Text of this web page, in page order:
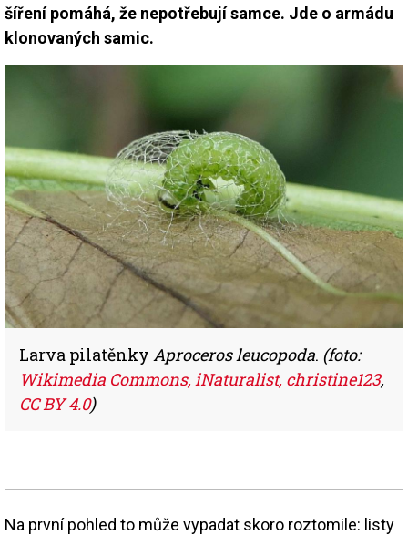
šíření pomáhá, že nepotřebují samce. Jde o armádu
klonovaných samic.
Larva pilatěnky Aproceros leucopoda. (foto:
Wikimedia Commons, iNaturalist, christine123,
CC BY 4.0)
Na první pohled to může vypadat skoro roztomile: listy